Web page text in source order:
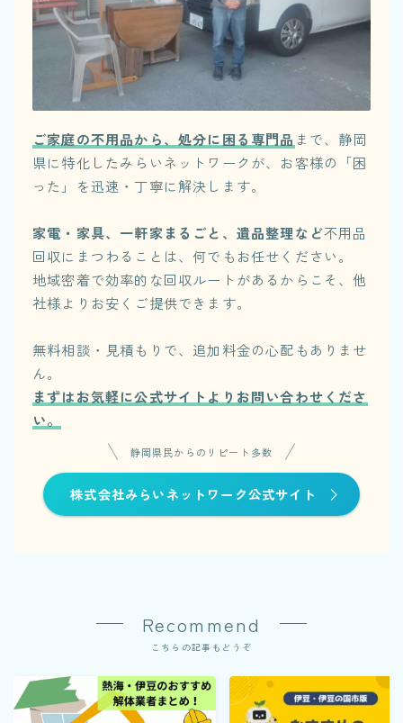
ご家庭の不用品から、処分に困る専門品 まで、静岡
県に特化したみらいネットワークが、お客様の「困
った」を迅速・丁寧に解決します。
家電・家具、一軒家まるごと、遺品整理など不用品
回収にまつわることは、何でもお任せください。
地域密着で効率的な回収ルートがあるからこそ、他
社様よりお安くご提供できます。
無料相談・見積もりで、追加料金の心配もありませ
ん。
まずはお気軽に公式サイトよりお問い合わせくださ
い。
静岡県民からのリピート多数
株式会社みらいネットワーク公式サイト
Recommend
こちらの記事もどうぞ